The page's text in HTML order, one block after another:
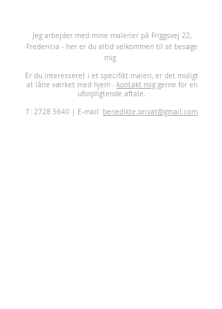
eg arbejder med mine malerier på Friggsvej 22,
Fredericia - her er du altid velkommen til at besøge
mig.
Er du interesseret i et specifikt maleri, er det muligt
at låne værket med hjem - kontakt miggerne for en
uforpligtende aftale.
T: 2728 5640 | E-mail: benedikte.privat@gmail.com